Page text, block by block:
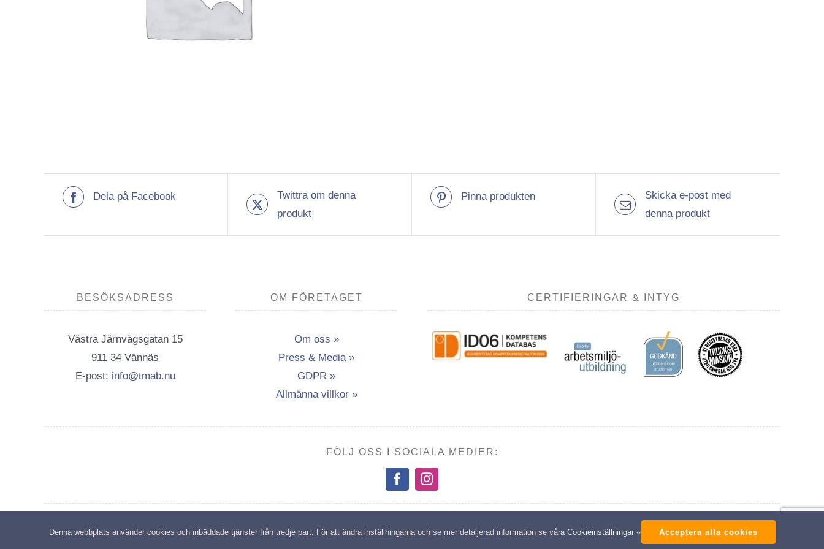
Dela på Facebook
Twittra om denna
produkt
Pinna produkten
Skicka e-post med
denna produkt
BESÖKSADRESS
Västra Järnvägsgatan 15
911 34 Vännäs
E-post: info@tmab.nu
OM FÖRETAGET
Om oss »
Press & Media »
GDPR »
Allmänna villkor »
CERTIFIERINGAR & INTYG
FÖLJ OSS I SOCIALA MEDIER:
Copyright: Transport- & Miljöutbildning i Vännäsby AB | All rights reserved
Denna webbplats använder cookies och inbäddade tjänster från tredje part. För att ändra inställningarna och se mer detaljerad information se våra Cookieinställningar Acceptera alla cookies